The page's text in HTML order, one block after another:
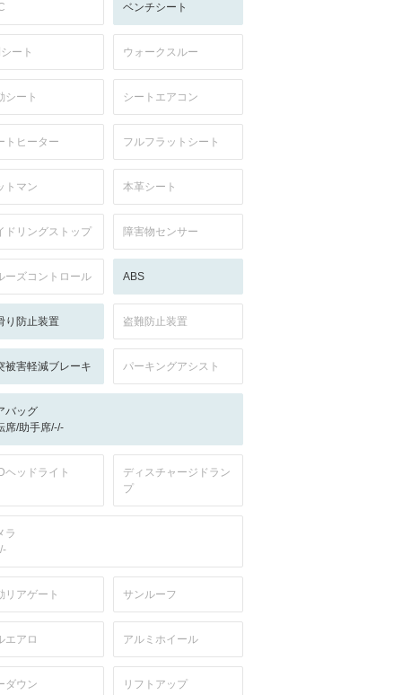
ベンチシート
ート ウォークスルー
シート シートエアコン
トヒーター フルフラットシート
トマン 本革シート
ドリングストップ 障害物センサー
ーズコントロール ABS
り防止装置 盗難防止装置
被害軽減ブレーキ パーキングアシスト
バッグ
席/助手席/-/-
ヘッドライト
ディスチャージドラン
プ
ラ
リアゲート サンルーフ
エアロ アルミホイール
ダウン リフトアップ